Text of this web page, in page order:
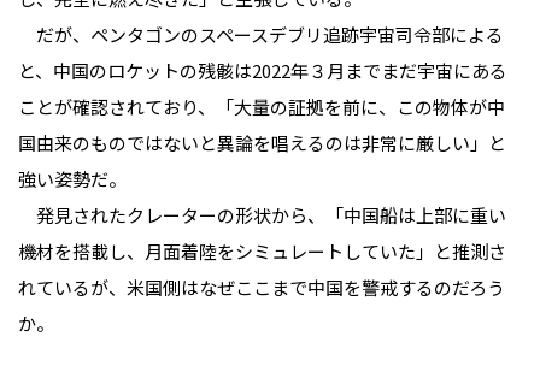
だが、ペンタゴンのスペースデブリ追跡宇宙司令部による
と、中国のロケットの残骸は2022年３月までまだ宇宙にある
ことが確認されており、「大量の証拠を前に、この物体が中
国由来のものではないと異論を唱えるのは非常に厳しい」と
強い姿勢だ。
発見されたクレーターの形状から、「中国船は上部に重い
機材を搭載し、月面着陸をシミュレートしていた」と推測さ
れているが、米国側はなぜここまで中国を警戒するのだろう
か。